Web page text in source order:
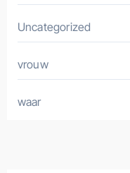
Uncategorized
vrouw
waar